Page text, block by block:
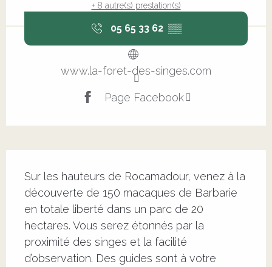
+ 8 autre(s) prestation(s)
05 65 33 62 ▒▒
www.la-foret-des-singes.com
Page Facebook
Sur les hauteurs de Rocamadour, venez à la
découverte de 150 macaques de Barbarie
en totale liberté dans un parc de 20
hectares. Vous serez étonnés par la
proximité des singes et la facilité
d’observation. Des guides sont à votre